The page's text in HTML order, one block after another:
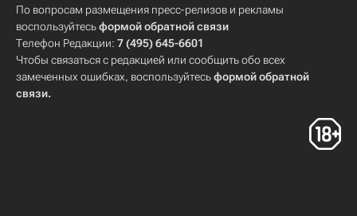
По вопросам размещения пресс-релизов и рекламы
воспользуйтесьформой обратной связи
Телефон Редакции: 7 (495) 645-6601
Чтобы связаться с редакцией или сообщить обо всех
замеченных ошибках, воспользуйтесьформой обратной
связи.